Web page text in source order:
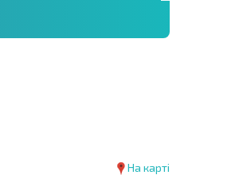
На карті